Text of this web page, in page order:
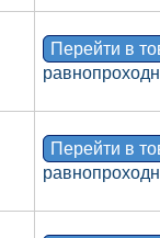
Перейти в
Перейти в